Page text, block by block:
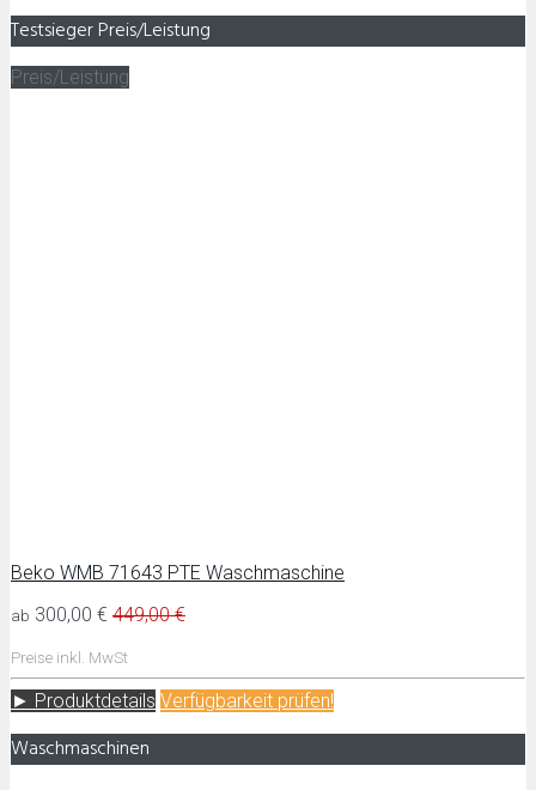
Testsieger Preis/Leistung
Preis/Leistung
Beko WMB 71643 PTE Waschmaschine
ab 300,00 € 449,00 €
Preise inkl. MwSt
► Produktdetails Verfügbarkeit prüfen!
Waschmaschinen